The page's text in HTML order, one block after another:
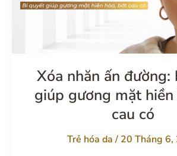
Xóa nhăn ấn
giúp gương mặt
cau có
Trẻ hóa da/ 20 Tháng 6,